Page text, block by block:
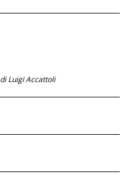
di Luigi Accattoli